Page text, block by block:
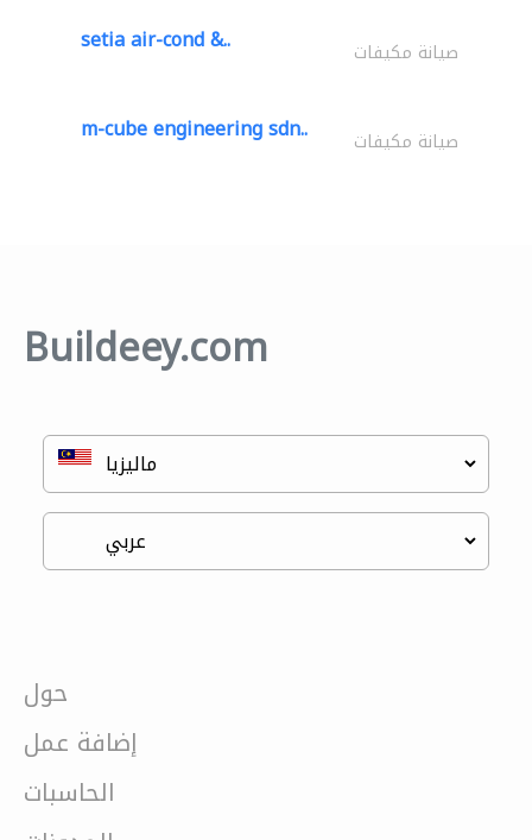
setia air-cond &.. صيانة مكيفات
m-cube engineering sdn.. صيانة مكيفات
Buildeey.com
حول
إضافة عمل
الحاسبات